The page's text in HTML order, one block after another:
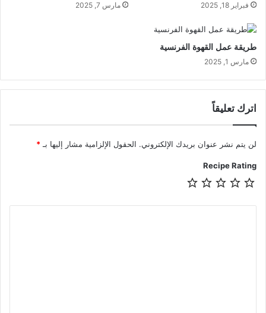
فبراير 18, 2025 مارس 7, 2025
طريقة عمل القهوة الفرنسية
مارس 1, 2025
اترك تعليقاً
لن يتم نشر عنوان بريدك الإلكتروني. الحقول الإلزامية مشار إليها بـ*
Recipe Rating